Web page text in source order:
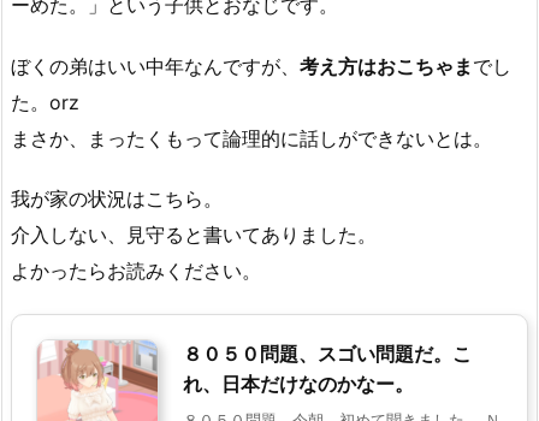
ぼくの弟はいい中年なんですが、 考え方はおこちゃま でし
た。orz
まさか、まったくもって論理的に話しができないとは。
我が家の状況はこちら。
介入しない、見守ると書いてありました。
よかったらお読みください。
８０５０問題、スゴい問題だ。こ
れ、日本だけなのかなー。